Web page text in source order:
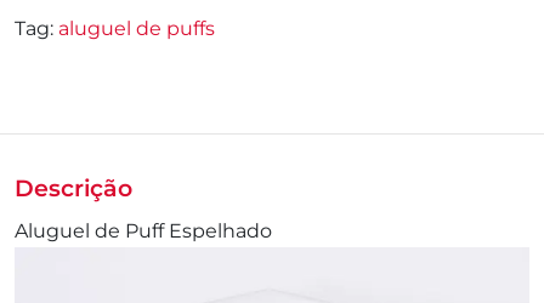
Tag: aluguel de puffs
Descrição
Aluguel de Puff Espelhado